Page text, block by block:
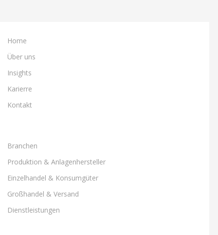
Home
Über uns
Insights
Karierre
Kontakt
Branchen
Produktion & Anlagenhersteller
Einzelhandel & Konsumgüter
Großhandel & Versand
Dienstleistungen